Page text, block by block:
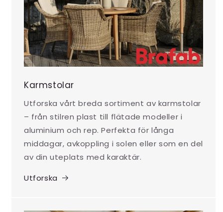
Karmstolar
Utforska vårt breda sortiment av karmstolar
– från stilren plast till flätade modeller i
aluminium och rep. Perfekta för långa
middagar, avkoppling i solen eller som en del
av din uteplats med karaktär.
Utforska